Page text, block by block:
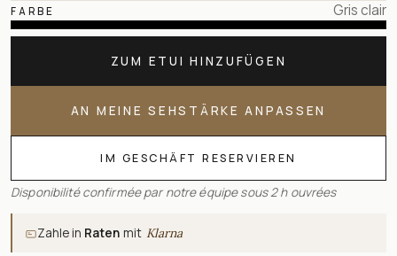
FARBE Gris clair
ZUM ETUI HINZUFÜGEN
AN MEINE SEHSTÄRKE ANPASSEN
IM GESCHÄFT RESERVIEREN
Disponibilité confirmée par notre équipe sous 2 h ouvrées
Zahle in Raten mit Klarna